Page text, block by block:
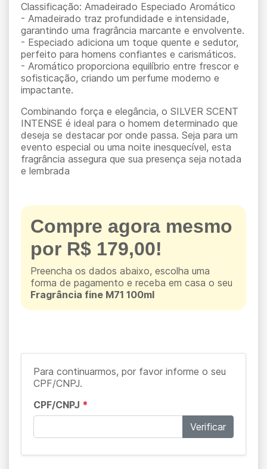
Classificação: Amadeirado Especiado Aromático
- Amadeirado traz profundidade e intensidade,
garantindo uma fragrância marcante e envolvente.
- Especiado adiciona um toque quente e sedutor,
perfeito para homens confiantes e carismáticos.
- Aromático proporciona equilíbrio entre frescor e
sofisticação, criando um perfume moderno e
impactante.
Combinando força e elegância, o SILVER SCENT
INTENSE é ideal para o homem determinado que
deseja se destacar por onde passa. Seja para um
evento especial ou uma noite inesquecível, esta
fragrância assegura que sua presença seja notada
e lembrada
Compre agora mesmo
por R$ 179,00!
Preencha os dados abaixo, escolha uma
forma de pagamento e receba em casa o seu
Fragrância fine M71 100ml
Para continuarmos, por favor informe o seu
CPF/CNPJ.
CPF/CNPJ *
Verificar